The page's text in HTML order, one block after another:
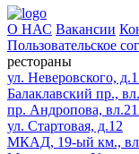
О НАС Вакансии
Пользовательское
рестораны
ул. Неверовского,
Балаклавский пр.,
пр. Андропова,
ул. Стартовая, д.12
МКАД, 19-ый км.,